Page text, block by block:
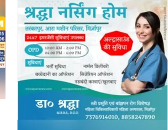
Paper